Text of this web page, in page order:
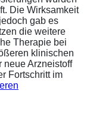
Die Wirksamkeit
gab es
die weitere
Therapie bei
klinischen
neue Arzneistoff
Fortschritt im